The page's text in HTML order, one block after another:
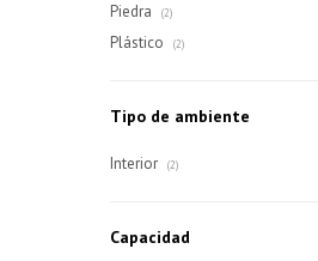
Piedra (2)
Plástico (2)
Tipo de ambiente
Interior (2)
Capacidad